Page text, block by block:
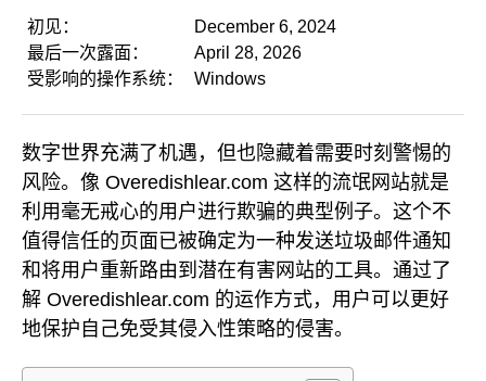
初见：
December 6, 2024
最后一次露面：
April 28, 2026
受影响的操作系统：
Windows
数字世界充满了机遇，但也隐藏着需要时刻警惕的
风险。像 Overedishlear.com 这样的流氓网站就是
利用毫无戒心的用户进行欺骗的典型例子。这个不
值得信任的页面已被确定为一种发送垃圾邮件通知
和将用户重新路由到潜在有害网站的工具。通过了
解 Overedishlear.com 的运作方式，用户可以更好
地保护自己免受其侵入性策略的侵害。